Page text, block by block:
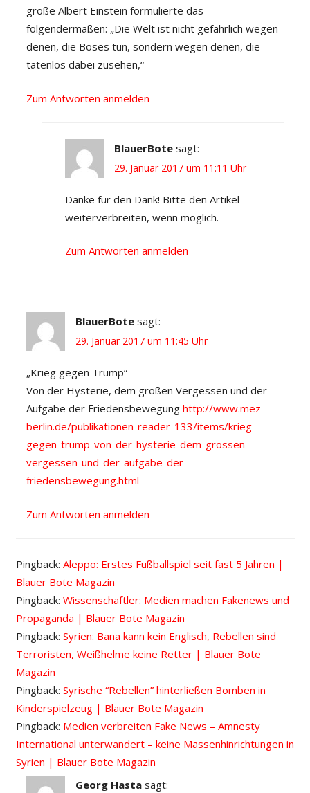
große Albert Einstein formulierte das
folgendermaßen: „Die Welt ist nicht gefährlich wegen
denen, die Böses tun, sondern wegen denen, die
tatenlos dabei zusehen,“
Zum Antworten anmelden
BlauerBote sagt:
29. Januar 2017 um 11:11 Uhr
Danke für den Dank! Bitte den Artikel
weiterverbreiten, wenn möglich.
Zum Antworten anmelden
BlauerBote sagt:
29. Januar 2017 um 11:45 Uhr
„Krieg gegen Trump“
Von der Hysterie, dem großen Vergessen und der
Aufgabe der Friedensbewegung http://www.mez-
berlin.de/publikationen-reader-133/items/krieg-
gegen-trump-von-der-hysterie-dem-grossen-
vergessen-und-der-aufgabe-der-
friedensbewegung.html
Zum Antworten anmelden
Pingback: Aleppo: Erstes Fußballspiel seit fast 5 Jahren |
Blauer Bote Magazin
Pingback: Wissenschaftler: Medien machen Fakenews und
Propaganda | Blauer Bote Magazin
Pingback: Syrien: Bana kann kein Englisch, Rebellen sind
Terroristen, Weißhelme keine Retter | Blauer Bote
Magazin
Pingback: Syrische “Rebellen” hinterließen Bomben in
Kinderspielzeug | Blauer Bote Magazin
Pingback: Medien verbreiten Fake News – Amnesty
International unterwandert – keine Massenhinrichtungen in
Syrien | Blauer Bote Magazin
Georg Hasta sagt: